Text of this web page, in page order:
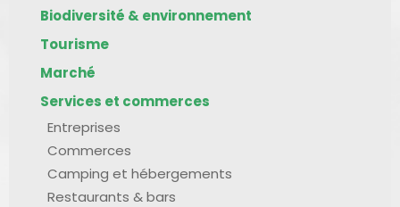
Biodiversité & environnement
Tourisme
Marché
Services et commerces
Entreprises
Commerces
Camping et hébergements
Restaurants & bars